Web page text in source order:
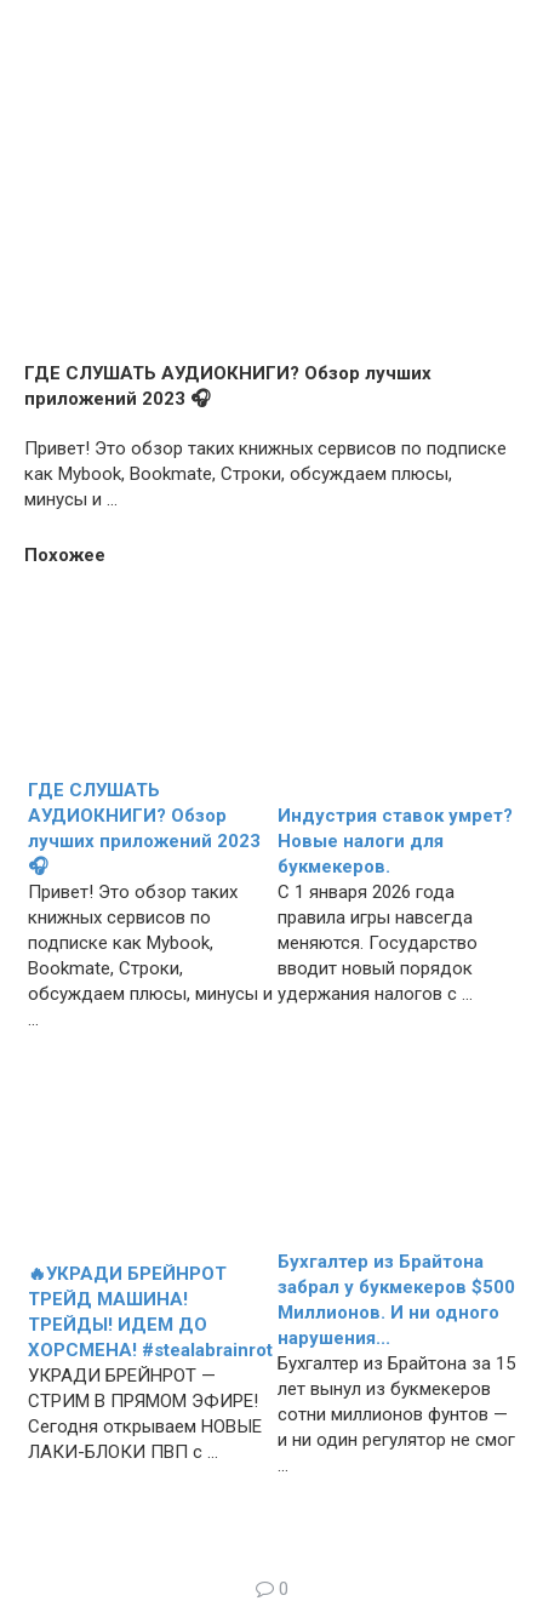
ГДЕ СЛУШАТЬ АУДИОКНИГИ? Обзор лучших
приложений 2023 🎧
Привет! Это обзор таких книжных сервисов по подписке
как Mybook, Bookmate, Строки, обсуждаем плюсы,
минусы и ...
Похожее
ГДЕ СЛУШАТЬ
АУДИОКНИГИ? Обзор
лучших приложений 2023
🎧
Привет! Это обзор таких
книжных сервисов по
подписке как Mybook,
Bookmate, Строки,
обсуждаем плюсы, минусы и
...
Индустрия ставок умрет?
Новые налоги для
букмекеров.
С 1 января 2026 года
правила игры навсегда
меняются. Государство
вводит новый порядок
удержания налогов с ...
🔥УКРАДИ БРЕЙНРОТ
ТРЕЙД МАШИНА!
ТРЕЙДЫ! ИДЕМ ДО
ХОРСМЕНА! #stealabrainrot
УКРАДИ БРЕЙНРОТ —
СТРИМ В ПРЯМОМ ЭФИРЕ!
Сегодня открываем НОВЫЕ
ЛАКИ-БЛОКИ ПВП с ...
Бухгалтер из Брайтона
забрал у букмекеров $500
Миллионов. И ни одного
нарушения...
Бухгалтер из Брайтона за 15
лет вынул из букмекеров
сотни миллионов фунтов —
и ни один регулятор не смог
...
0